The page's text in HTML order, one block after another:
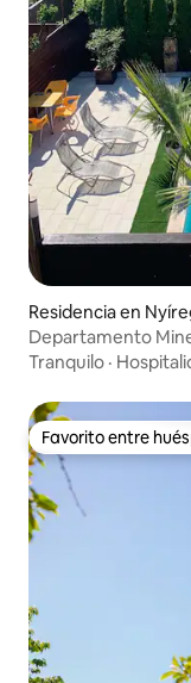
Residencia en
Departamento
Tranquilo ·
Favorito entre
Favorito entre